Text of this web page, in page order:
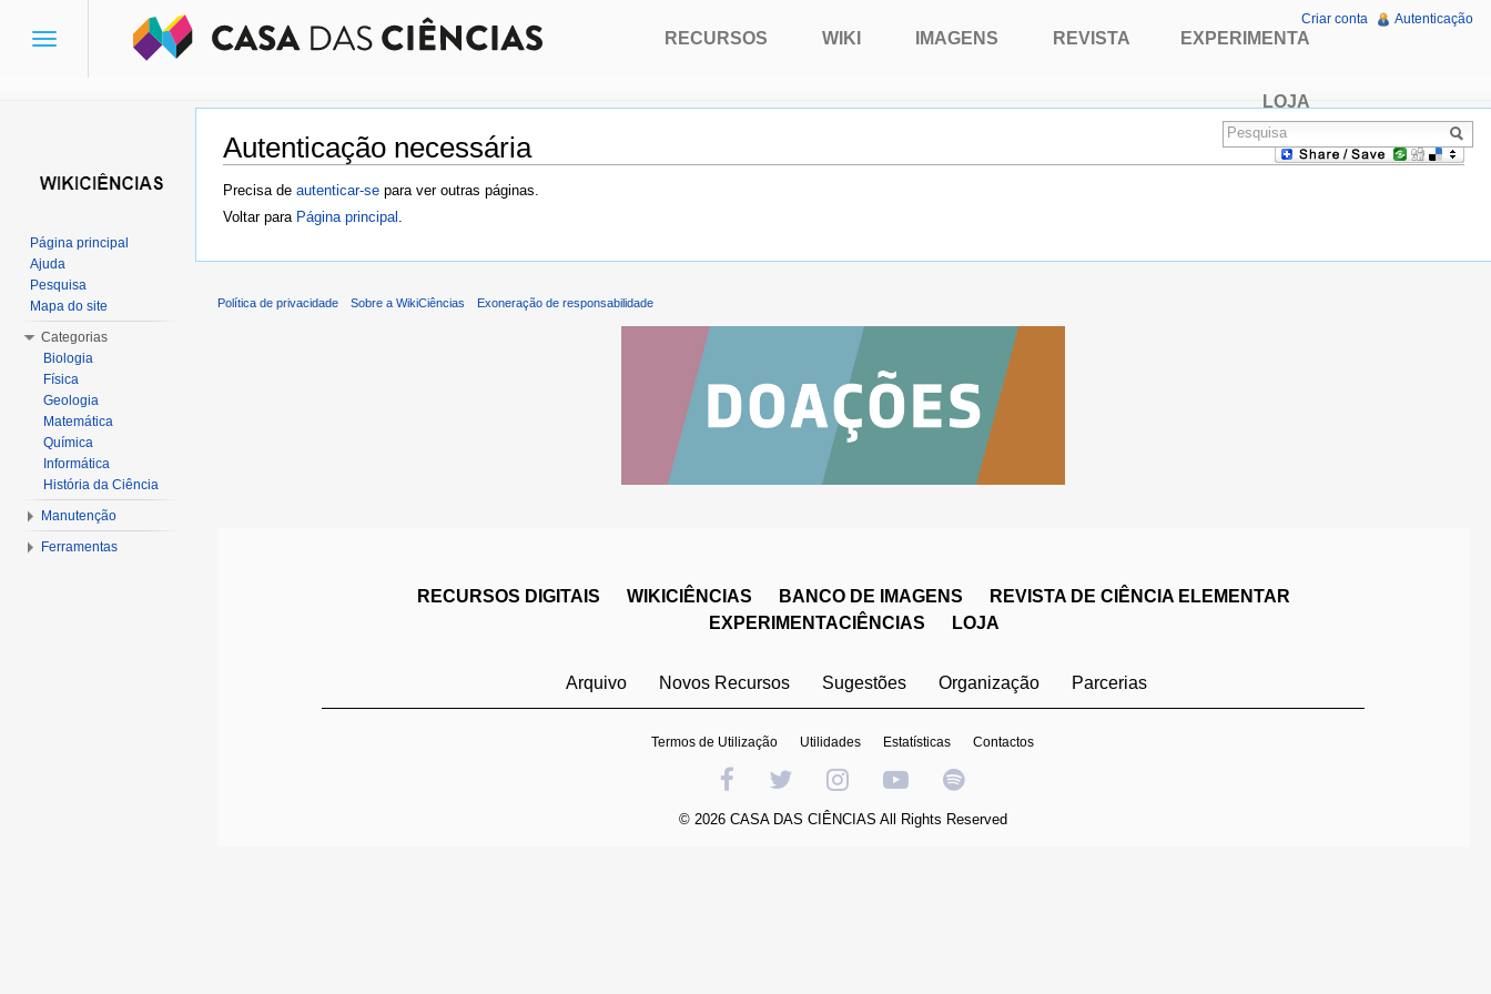
Autenticação necessária
Ir para:navegação,pesquisa
Precisa de autenticar-se para ver outras páginas.
Voltar para Página principal
Toggle
RECURSOS WIKI IMAGENS REVISTA EXPERIMENTA
LOJA
Criar conta Autenticação
Página principal
Ajuda
Pesquisa
Mapa do site
Categorias
Biologia
Física
Geologia
Matemática
Química
Informática
História da Ciência
Manutenção
Ferramentas
Política de privacidade Sobre a WikiCiências Exoneração de responsabilidade
RECURSOS DIGITAIS WIKICIÊNCIAS BANCO DE IMAGENS
REVISTA DE CIÊNCIA ELEMENTAR
EXPERIMENTACIÊNCIAS
LOJA
Arquivo Novos Recursos Sugestões Organização Parcerias
Termos de Utilização Utilidades Estatísticas Contactos
© 2026 CASA DAS CIÊNCIAS All Rights Reserved